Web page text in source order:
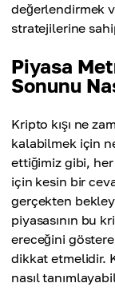
değerlendirmek
stratejilerine
Piyasa
Sonunu
Kripto kışı ne
kalabilmek için
ettiğimiz gibi, her
için kesin bir
gerçekten
piyasasının bu
ereceğini
dikkat etmelidir.
nasıl